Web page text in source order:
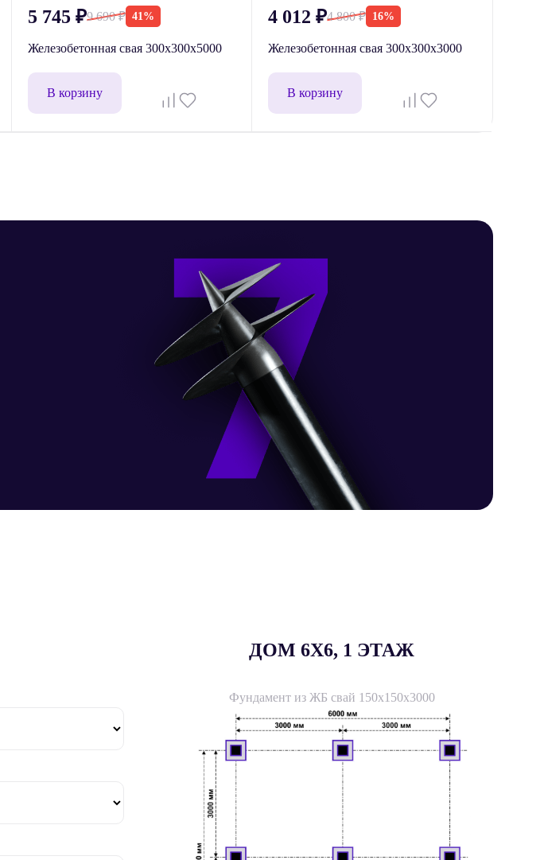
41%
9 690₽
5 745₽
Железобетонная свая 300x300x5000
В корзину
16%
4 800₽
4 012 ₽
Железобетонная свая 300х300х3000
В корзину
ДОМ 6X6, 1 ЭТАЖ
Фундамент из ЖБ свай 150х150х3000